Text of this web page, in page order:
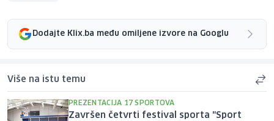
Dodajte Klix.ba među omiljene izvore na Googlu
Više na istu temu
PREZENTACIJA 17 SPORTOVA
Završen četvrti festival sporta "Sport